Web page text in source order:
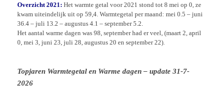
Overzicht 2021 : Het warmte getal voor 2021 stond tot 8 mei op 0, ze
kwam uiteindelijk uit op 59,4. Warmtegetal per maand: mei 0.5 – juni
36.4 – juli 13.2 – augustus 4.1 – september 5.2.
Het aantal warme dagen was 98, september had er veel, (maart 2, april
0, mei 3, juni 23, juli 28, augustus 20 en september 22).
Topjaren Warmtegetal en Warme dagen – update 31-7-
2026